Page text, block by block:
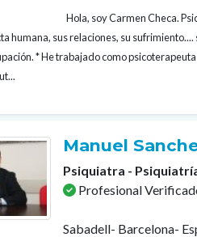
Hola, soy Carmen Checa.
humana, sus relaciones, su
* He trabajado como psicoterapeuta
Manuel
Psiquiatra -
Profesional
Sabadell- Barcelona-